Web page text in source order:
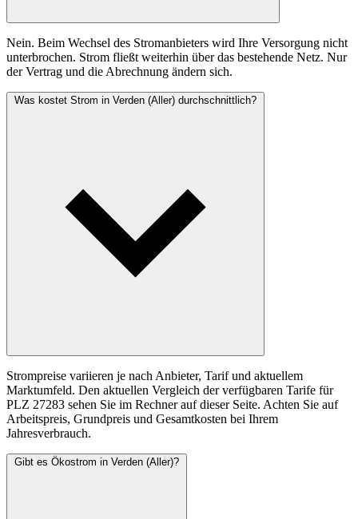
Nein. Beim Wechsel des Stromanbieters wird Ihre Versorgung nicht
unterbrochen. Strom fließt weiterhin über das bestehende Netz. Nur
der Vertrag und die Abrechnung ändern sich.
Was kostet Strom in Verden (Aller) durchschnittlich?
Strompreise variieren je nach Anbieter, Tarif und aktuellem
Marktumfeld. Den aktuellen Vergleich der verfügbaren Tarife für
PLZ 27283 sehen Sie im Rechner auf dieser Seite. Achten Sie auf
Arbeitspreis, Grundpreis und Gesamtkosten bei Ihrem
Jahresverbrauch.
Gibt es Ökostrom in Verden (Aller)?